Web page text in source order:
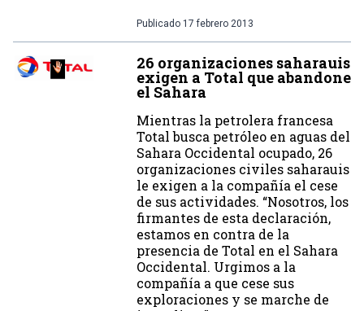
Publicado 17 febrero 2013
26 organizaciones saharauis
exigen a Total que abandone
el Sahara
Mientras la petrolera francesa
Total busca petróleo en aguas del
Sahara Occidental ocupado, 26
organizaciones civiles saharauis
le exigen a la compañía el cese
de sus actividades. “Nosotros, los
firmantes de esta declaración,
estamos en contra de la
presencia de Total en el Sahara
Occidental. Urgimos a la
compañía a que cese sus
exploraciones y se marche de